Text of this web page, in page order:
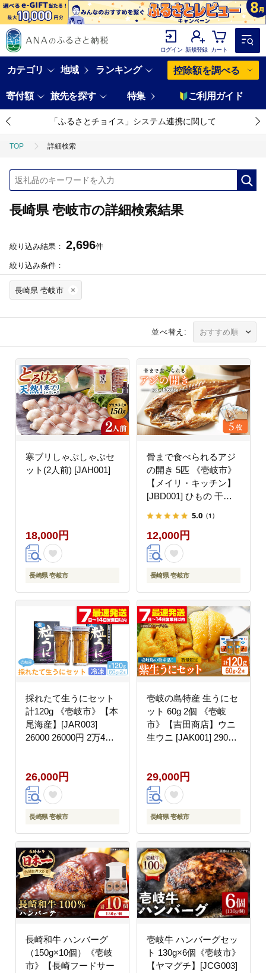
ログイン 新規登録 カート
カテゴリ 地域 ランキング 控除額を調べる
寄付額 旅先を探す 特集 ご利用ガイド
「ふるさとチョイス」システム連携に関して
TOP 詳細検索
長崎県 壱岐市の詳細検索結果
絞り込み結果： 2,696件
絞り込み条件：
長崎県 壱岐市
並べ替え:
寒ブリしゃぶしゃぶセ
ット(2人前) [JAH001]
18,000円
長崎県 壱岐市
骨まで食べられるアジ
の開き 5匹 《壱岐市》
【メイリ・キッチン】
[JBD001] ひもの 干も
ジ 鯵 魚 魚介 海鮮 和食
12000 12000円
5.0 （1）
12,000円
長崎県 壱岐市
採れたて生うにセット
計120g 《壱岐市》【本
尾海産】[JAR003]
26000 26000円 2万4千
26,000円
長崎県 壱岐市
壱岐の島特産 生うにセ
ット 60g 2個 《壱岐
市》【吉田商店】ウニ
生ウニ [JAK001] 29000
29,000円
長崎県 壱岐市
長崎和牛 ハンバーグ
（150g×10個）《壱岐
市》【長崎フードサー
壱岐牛 ハンバーグセッ
ト 130g×6個《壱岐市》
【ヤマグチ】[JCG003]